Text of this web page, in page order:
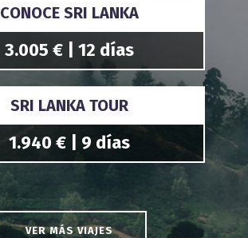
CONOCE SRI LANKA
3.005 € | 12 días
SRI LANKA TOUR
1.940 € | 9 días
VER MÁS VIAJES